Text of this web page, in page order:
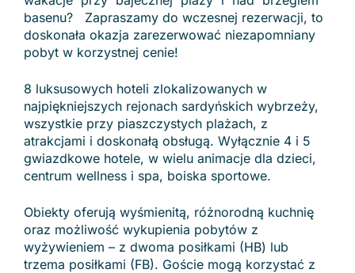
basenu? Zapraszamy do wczesnej rezerwacji, to
doskonała okazja zarezerwować niezapomniany
pobyt w korzystnej cenie!
8 luksusowych hoteli zlokalizowanych w
najpiękniejszych rejonach sardyńskich wybrzeży,
wszystkie przy piaszczystych plażach, z
atrakcjami i doskonałą obsługą. Wyłącznie 4 i 5
gwiazdkowe hotele, w wielu animacje dla dzieci,
centrum wellness i spa, boiska sportowe.
Obiekty oferują wyśmienitą, różnorodną kuchnię
oraz możliwość wykupienia pobytów z
wyżywieniem – z dwoma posiłkami (HB) lub
trzema posiłkami (FB). Goście mogą korzystać z